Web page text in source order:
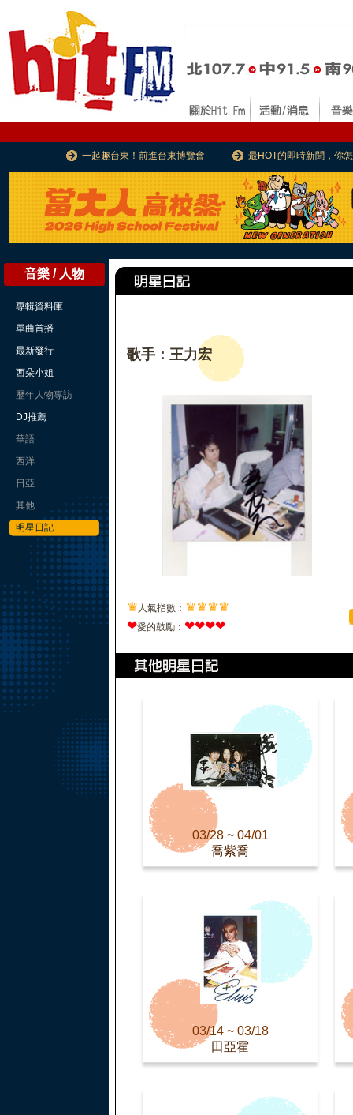
一起趣台東！前進台東博覽會 最HOT的即時新聞，你
音樂 / 人物
專輯資料庫
單曲首播
最新發行
西朵小姐
歷年人物專訪
DJ推薦
華語
西洋
日亞
其他
明星日記
歌手：王力宏
♛ 人氣指數： ♛♛♛♛
❤愛的鼓勵： ❤❤❤❤
03/28 ~ 04/01
喬紫喬
03/14 ~ 03/18
田亞霍